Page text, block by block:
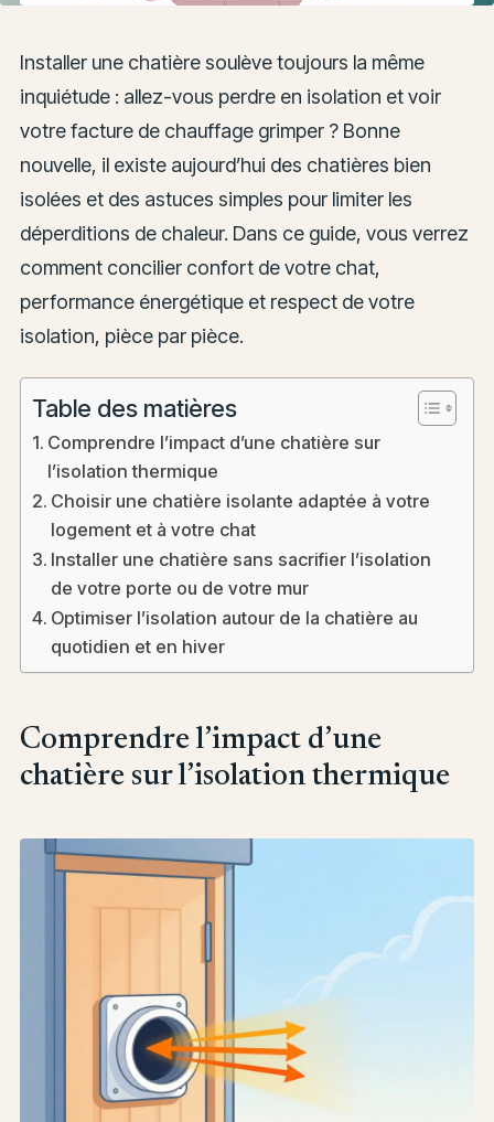
Installer une chatière soulève toujours la même
inquiétude : allez-vous perdre en isolation et voir
votre facture de chauffage grimper ? Bonne
nouvelle, il existe aujourd’hui des chatières bien
isolées et des astuces simples pour limiter les
déperditions de chaleur. Dans ce guide, vous verrez
comment concilier confort de votre chat,
performance énergétique et respect de votre
isolation, pièce par pièce.
Table des matières
Comprendre l’impact d’une chatière sur
l’isolation thermique
Choisir une chatière isolante adaptée à votre
logement et à votre chat
Installer une chatière sans sacrifier l’isolation
de votre porte ou de votre mur
Optimiser l’isolation autour de la chatière au
quotidien et en hiver
Comprendre l’impact d’une
chatière sur l’isolation thermique